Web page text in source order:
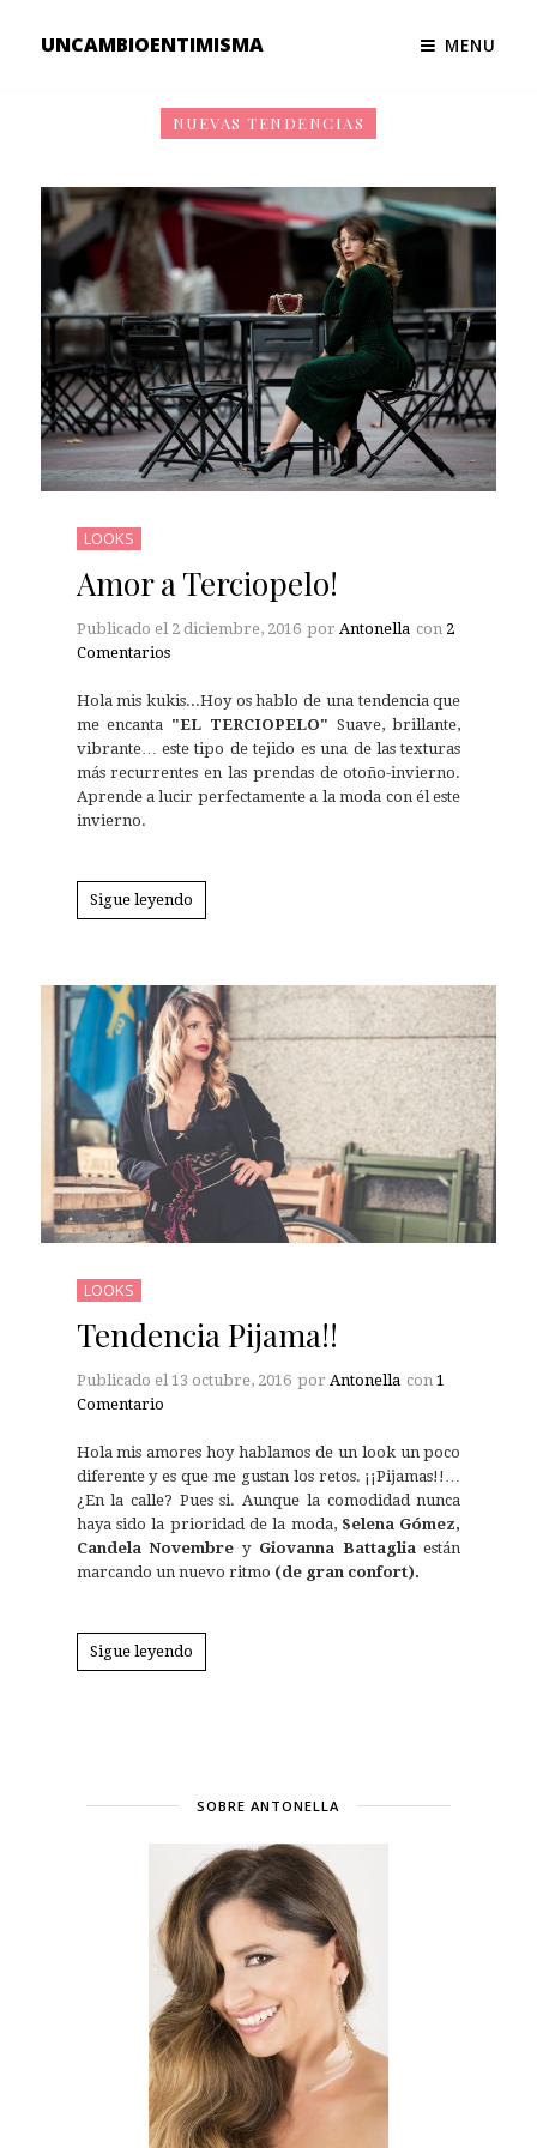
UNCAMBIOENTIMISMA MENU
NUEVAS TENDENCIAS
LOOKS
Amor a Terciopelo!
Publicado el 2 diciembre, 2016 por Antonella con 2
Comentarios
Hola mis kukis...Hoy os hablo de una tendencia que
me encanta "EL TERCIOPELO" Suave, brillante,
vibrante… este tipo de tejido es una de las texturas
más recurrentes en las prendas de otoño-invierno.
Aprende a lucir perfectamente a la moda con él este
invierno.
Sigue leyendo
LOOKS
Tendencia Pijama!!
Publicado el 13 octubre, 2016 por Antonella con 1
Comentario
Hola mis amores hoy hablamos de un look un poco
diferente y es que me gustan los retos. ¡¡Pijamas!!…
¿En la calle? Pues si. Aunque la comodidad nunca
haya sido la prioridad de la moda,Selena Gómez,
Candela Novembre y Giovanna Battaglia están
marcando un nuevo ritmo (de gran confort).
Sigue leyendo
SOBRE ANTONELLA